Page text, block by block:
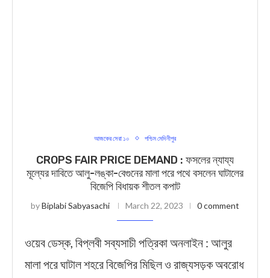
আজকের সেরা ১০ পশ্চিম মেদিনীপুর
CROPS FAIR PRICE DEMAND : ফসলের ন্যায্য
মূল্যের দাবিতে আলু-লঙ্কা-বেগুনের মালা পরে পথে বসলেন ঘাটালের
বিজেপি বিধায়ক শীতল কপাট
byBiplabi Sabyasachi March 22, 2023 0 comment
ওয়েব ডেস্ক, বিপ্লবী সব্যসাচী পত্রিকা অনলাইন : আলুর
মালা পরে ঘাটাল শহরে বিজেপির মিছিল ও রাজ্যসড়ক অবরোধ